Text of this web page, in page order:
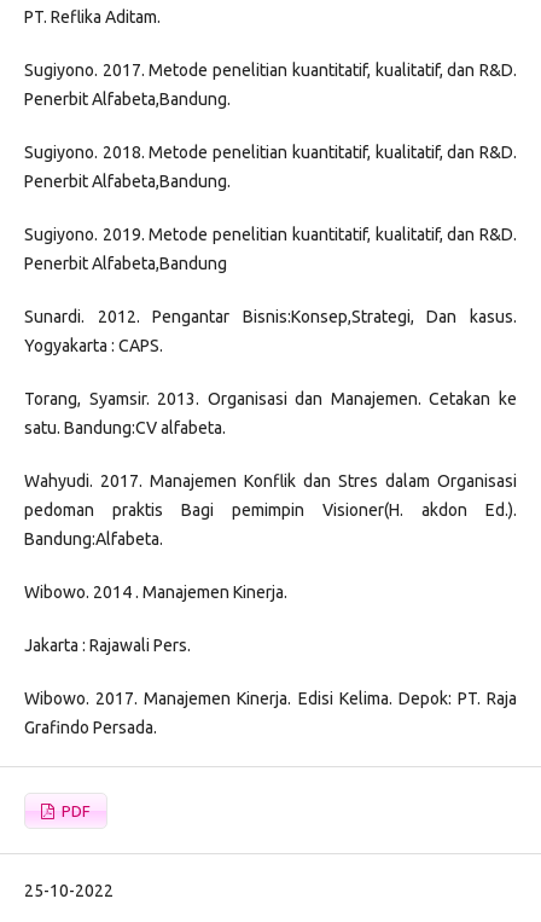
PT. Reflika Aditam.
Sugiyono. 2017. Metode penelitian kuantitatif, kualitatif, dan R&D.
Penerbit Alfabeta,Bandung.
Sugiyono. 2018. Metode penelitian kuantitatif, kualitatif, dan R&D.
Penerbit Alfabeta,Bandung.
Sugiyono. 2019. Metode penelitian kuantitatif, kualitatif, dan R&D.
Penerbit Alfabeta,Bandung
Sunardi. 2012. Pengantar Bisnis:Konsep,Strategi, Dan kasus.
Yogyakarta : CAPS.
Torang, Syamsir. 2013. Organisasi dan Manajemen. Cetakan ke
satu. Bandung:CV alfabeta.
Wahyudi. 2017. Manajemen Konflik dan Stres dalam Organisasi
pedoman praktis Bagi pemimpin Visioner(H. akdon Ed.).
Bandung:Alfabeta.
Wibowo. 2014 . Manajemen Kinerja.
Jakarta : Rajawali Pers.
Wibowo. 2017. Manajemen Kinerja. Edisi Kelima. Depok: PT. Raja
Grafindo Persada.
PDF
25-10-2022